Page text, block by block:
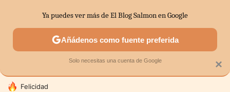
SECTORES ECONOMÍA DOMÉSTICA MERCADOS
HOY SE HABLA DE
Felicidad
×
Ya puedes ver más de El Blog Salmon en Google
Añádenos como fuente preferida
Solo necesitas una cuenta de Google